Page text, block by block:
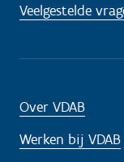
Veelgestelde
Over VDAB
Werken bij VDAB